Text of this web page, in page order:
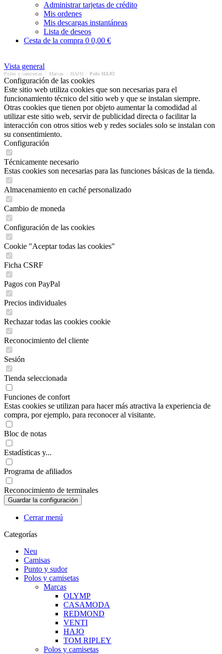
Administrar tarjetas de crédito
Mis ordenes
Mis descargas instantáneas
Lista de deseos
Cesta de la compra 0 0,00 €
Vista general
Polos y camisetas Marcas HAJO Polo HAJO
Configuración de las cookies
Este sitio web utiliza cookies que son necesarias para el
funcionamiento técnico del sitio web y que se instalan siempre.
Otras cookies que tienen por objeto aumentar la comodidad al
utilizar este sitio web, servir de publicidad directa o facilitar la
interacción con otros sitios web y redes sociales solo se instalan con
su consentimiento.
Configuración
Técnicamente necesario
Estas cookies son necesarias para las funciones básicas de la tienda.
Almacenamiento en caché personalizado
Cambio de moneda
Configuración de las cookies
Cookie "Aceptar todas las cookies"
Ficha CSRF
Pagos con PayPal
Precios individuales
Rechazar todas las cookies cookie
Reconocimiento del cliente
Sesión
Tienda seleccionada
Funciones de confort
Estas cookies se utilizan para hacer más atractiva la experiencia de
compra, por ejemplo, para reconocer al visitante.
Bloc de notas
Estadísticas y...
Programa de afiliados
Reconocimiento de terminales
Cerrar menú
Categorías
Neu
Camisas
Punto y sudor
Polos y camisetas
Marcas
OLYMP
CASAMODA
REDMOND
VENTI
HAJO
TOM RIPLEY
Polos y camisetas